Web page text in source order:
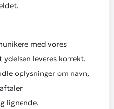
med vores
ydelsen leveres korrekt.
oplysninger om navn,
lignende.